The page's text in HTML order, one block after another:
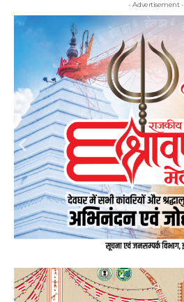
- Advertisement -